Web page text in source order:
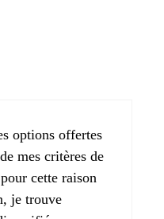
options offertes
mes critères de
cette raison
je trouve